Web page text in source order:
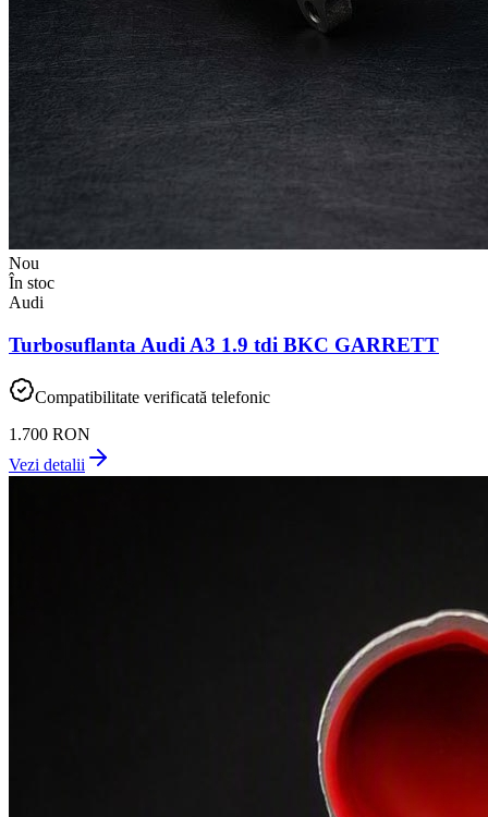
Nou
În stoc
Audi
Turbosuflanta Audi A3 1.9 tdi BKC GARRETT
Compatibilitate verificată telefonic
1.700 RON
Vezi detalii